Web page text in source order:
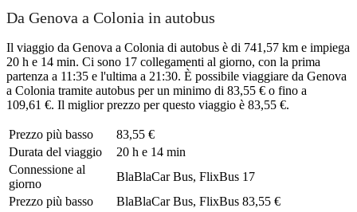
Da Genova a Colonia in autobus
Il viaggio da Genova a Colonia di autobus è di 741,57 km e impiega
20 h e 14 min. Ci sono 17 collegamenti al giorno, con la prima
partenza a 11:35 e l'ultima a 21:30. È possibile viaggiare da Genova
a Colonia tramite autobus per un minimo di 83,55 € o fino a
109,61 €. Il miglior prezzo per questo viaggio è 83,55 €.
Prezzo più basso
83,55 €
Durata del viaggio
20 h e 14 min
Connessione al
giorno
BlaBlaCar Bus, FlixBus 17
Prezzo più basso
BlaBlaCar Bus, FlixBus 83,55 €